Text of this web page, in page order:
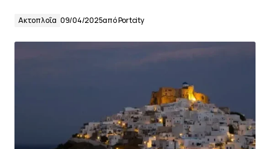
Ακτοπλοΐα 09/04/2025απόPortcity